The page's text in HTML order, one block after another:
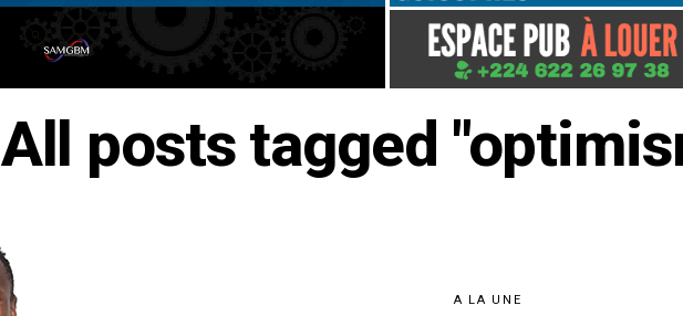
All posts tagged
A LA UNE